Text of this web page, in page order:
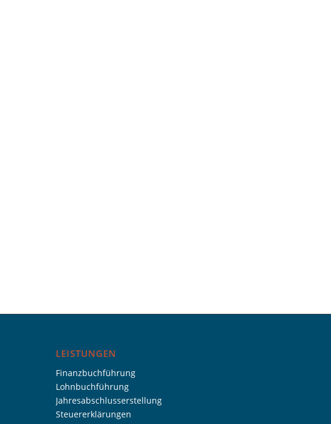
LEISTUNGEN
Finanzbuchführung
Lohnbuchführung
Jahresabschlusserstellung
Steuererklärungen